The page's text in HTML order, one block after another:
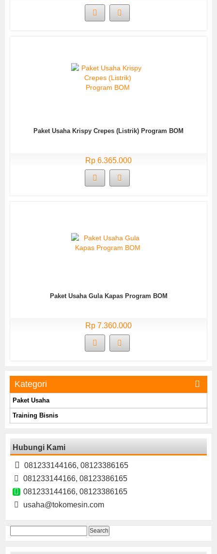
Paket Usaha Krispy Crepes (Listrik) Program BOM
Rp 6.365.000
Paket Usaha Gula Kapas Program BOM
Rp 7.360.000
Kategori
Paket Usaha
Training Bisnis
Hubungi Kami
081233144166, 08123386165
081233144166, 08123386165
081233144166, 08123386165
usaha@tokomesin.com
for: